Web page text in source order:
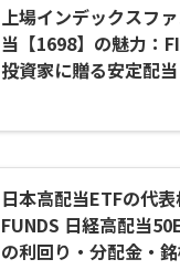
上場インデックスフ
当【1698】の魅力：
投資家に贈る安定配当
日本高配当ETFの代
FUNDS 日経高配当
の利回り・分配金・